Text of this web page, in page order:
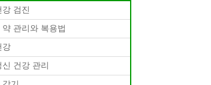
강 검진
약 관리와 복용법
강
건강 관리